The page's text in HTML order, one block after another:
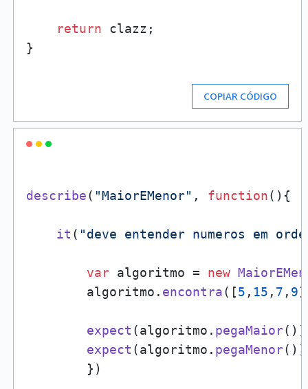
return clazz;
}
COPIAR CÓDIGO
describe( "MaiorEMenor" , function( ){
it ( "deve entender numeros em
var algoritmo = new
        algoritmo.
encontra([5 , 15 , 7 , 9
expect (algoritmo. pegaMaior
expect (algoritmo. pegaMenor
        })